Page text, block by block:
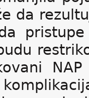
da